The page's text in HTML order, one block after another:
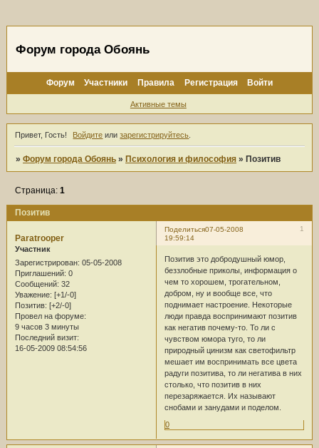
Форум города Обоянь
Форум Участники Правила Регистрация Войти
Активные темы
Привет, Гость! Войдите илизарегистрируйтесь
»Форум города Обоянь » Психология и философия » Позитив
Позитив
Страница:1
Поделиться 1
07-05-2008
19:59:14
Paratrooper
Участник
Зарегистрирован: 05-05-2008
Приглашений: 0
Сообщений: 32
Уважение: [+1/-0]
Позитив: [+2/-0]
Провел на форуме:
9 часов 3 минуты
Последний визит:
16-05-2009 08:54:56
Позитив это добродушный юмор,
беззлобные приколы, информация о
чем то хорошем, трогательном,
добром, ну и вообще все, что
поднимает настроение. Некоторые
люди правда воспринимают позитив
как негатив почему-то. То ли с
чувством юмора туго, то ли
природный цинизм как светофильтр
мешает им воспринимать все цвета
радуги позитива, то ли негатива в них
столько, что позитив в них
перезаряжается. Их называют
снобами и занудами и поделом.
0